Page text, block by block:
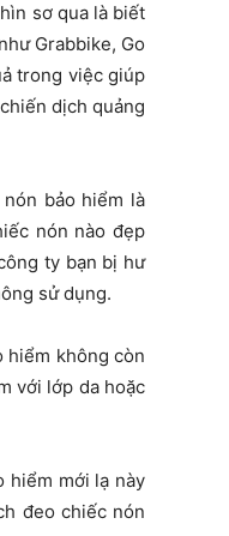
sơ qua là biết
Grabbike, Go
trong việc giúp
dịch quảng
bảo hiểm là
nón nào đẹp
ty bạn bị hư
sử dụng.
hiểm không còn
với lớp da hoặc
hiểm mới lạ này
đeo chiếc nón